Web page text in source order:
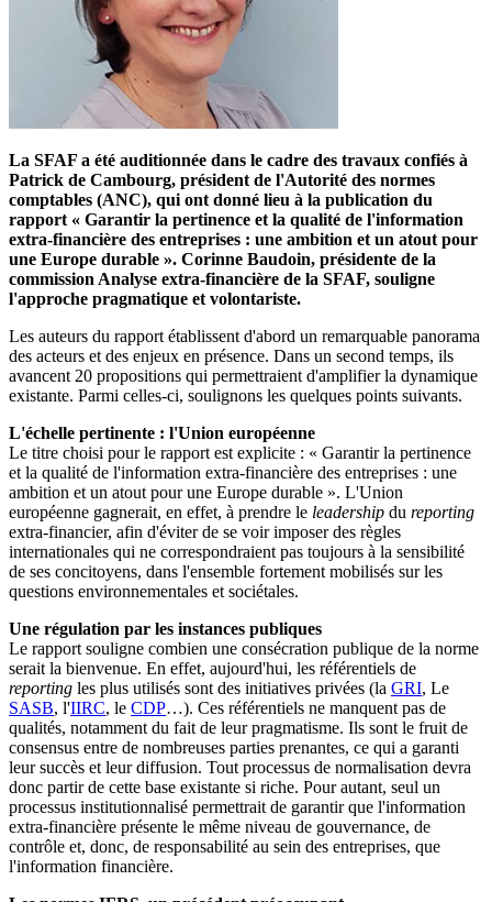
La SFAF a été auditionnée dans le cadre des travaux confiés à
Patrick de Cambourg, président de l'Autorité des normes
comptables (ANC), qui ont donné lieu à la publication du
rapport « Garantir la pertinence et la qualité de l'information
extra-financière des entreprises : une ambition et un atout pour
une Europe durable ». Corinne Baudoin, présidente de la
commission Analyse extra-financière de la SFAF, souligne
l'approche pragmatique et volontariste.
Les auteurs du rapport établissent d'abord un remarquable panorama
des acteurs et des enjeux en présence. Dans un second temps, ils
avancent 20 propositions qui permettraient d'amplifier la dynamique
existante. Parmi celles-ci, soulignons les quelques points suivants.
L'échelle pertinente : l'Union européenne
Le titre choisi pour le rapport est explicite : « Garantir la pertinence
et la qualité de l'information extra-financière des entreprises : une
ambition et un atout pour une Europe durable ». L'Union
européenne gagnerait, en effet, à prendre le leadership du reporting
extra-financier, afin d'éviter de se voir imposer des règles
internationales qui ne correspondraient pas toujours à la sensibilité
de ses concitoyens, dans l'ensemble fortement mobilisés sur les
questions environnementales et sociétales.
Une régulation par les instances publiques
Le rapport souligne combien une consécration publique de la norme
serait la bienvenue. En effet, aujourd'hui, les référentiels de
reporting les plus utilisés sont des initiatives privées (la GRI, Le
SASB, l'IIRC, le CDP…). Ces référentiels ne manquent pas de
qualités, notamment du fait de leur pragmatisme. Ils sont le fruit de
consensus entre de nombreuses parties prenantes, ce qui a garanti
leur succès et leur diffusion. Tout processus de normalisation devra
donc partir de cette base existante si riche. Pour autant, seul un
processus institutionnalisé permettrait de garantir que l'information
extra-financière présente le même niveau de gouvernance, de
contrôle et, donc, de responsabilité au sein des entreprises, que
l'information financière.